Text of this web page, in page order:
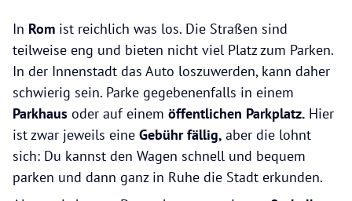
In Rom ist reichlich was los. Die Straßen sind
teilweise eng und bieten nicht viel Platz zum Parken.
In der Innenstadt das Auto loszuwerden, kann daher
schwierig sein. Parke gegebenenfalls in einem
Parkhaus oder auf einem öffentlichen Parkplatz. Hier
ist zwar jeweils eine Gebühr fällig, aber die lohnt
sich: Du kannst den Wagen schnell und bequem
parken und dann ganz in Ruhe die Stadt erkunden.